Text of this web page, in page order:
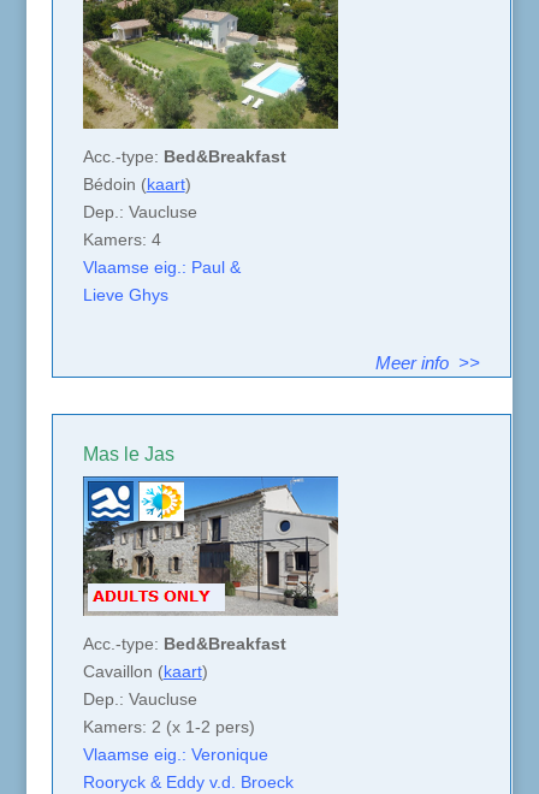
Acc.-type: Bed&Breakfast
Bédoin (kaart)
Dep.: Vaucluse
Kamers: 4
Vlaamse eig.: Paul &
Lieve Ghys
Meer info >>
Mas le Jas
Acc.-type: Bed&Breakfast
Cavaillon (kaart)
Dep.: Vaucluse
Kamers: 2 (x 1-2 pers)
Vlaamse eig.: Veronique
Rooryck & Eddy v.d. Broeck